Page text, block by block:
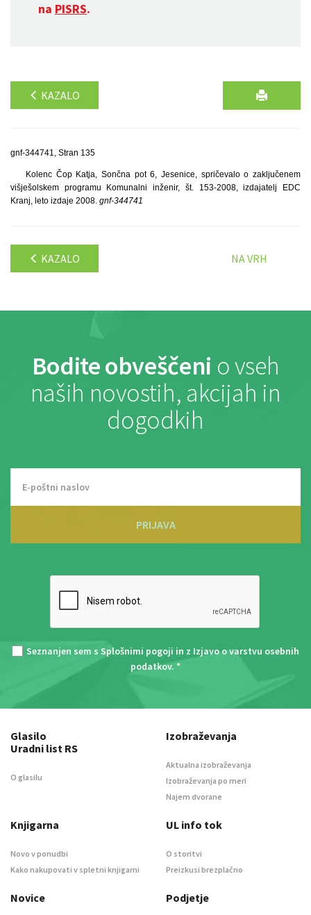
na PISRS.
KAZALO
gnf-344741, Stran 135
Kolenc Čop Katja, Sončna pot 6, Jesenice, spričevalo o zaključenem
višješolskem programu Komunalni inženir, št. 153-2008, izdajatelj EDC
Kranj, leto izdaje 2008. gnf-344741
KAZALO NA VRH
Bodite obveščeni o vseh
naših novostih, akcijah in
dogodkih
PRIJAVA
Seznanjen sem s Splošnimi pogoji in z Izjavo o varstvu osebnih
podatkov. *
Glasilo
Uradni list RS
O glasilu
Izobraževanja
Aktualna izobraževanja
Izobraževanja po meri
Najem dvorane
Knjigarna
Novo v ponudbi
Kako nakupovati v spletni knjigarni
UL info tok
O storitvi
Preizkusi brezplačno
Novice Podjetje